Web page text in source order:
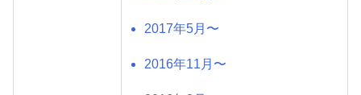
2017年5月〜
2016年11月〜